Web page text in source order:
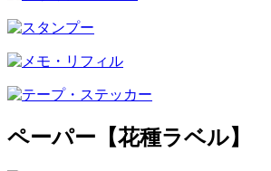
ペーパー【花種ラベル】